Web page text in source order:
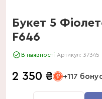
Букет 5
F646
В наявності Артикул: 37345
2 350 ₴ +117